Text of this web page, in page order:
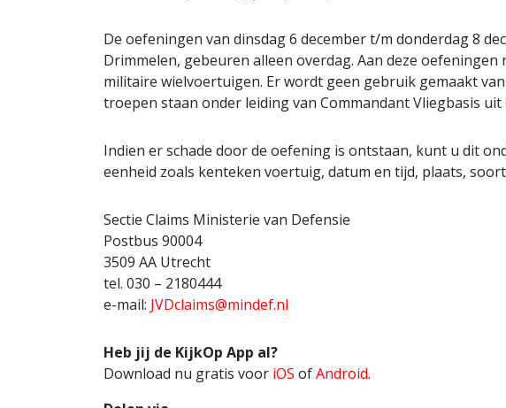
De oefeningen van dinsdag 6 december t/m donderdag 8
Drimmelen, gebeuren alleen overdag. Aan deze
militaire wielvoertuigen. Er wordt geen gebruik gemaakt
troepen staan onder leiding van Commandant Vliegbasis uit
Indien er schade door de oefening is ontstaan, kunt u dit
eenheid zoals kenteken voertuig, datum en tijd, plaats, soort
Sectie Claims Ministerie van Defensie
Postbus 90004
3509 AA Utrecht
tel. 030 – 2180444
e-mail: JVDclaims@mindef.nl
Heb jij de KijkOp App al?
Download nu gratis voor iOS ofAndroid.